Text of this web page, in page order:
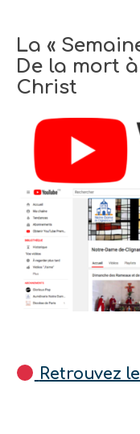
La «
De la mort
Christ
Retrouvez